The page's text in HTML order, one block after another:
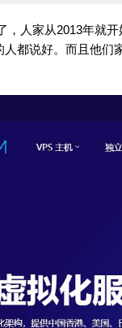
，人家从2013年就
都说好。而且他